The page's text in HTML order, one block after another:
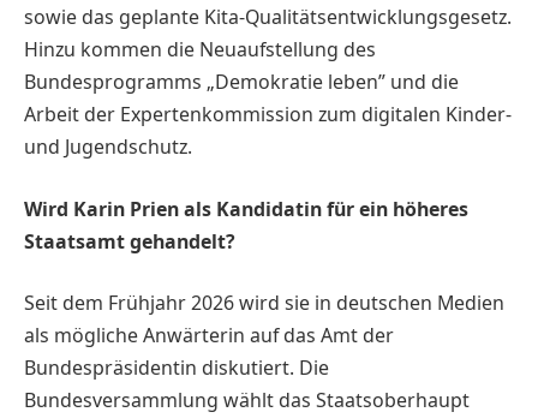
sowie das geplante Kita-Qualitätsentwicklungsgesetz.
Hinzu kommen die Neuaufstellung des
Bundesprogramms „Demokratie leben” und die
Arbeit der Expertenkommission zum digitalen Kinder-
und Jugendschutz.
Wird Karin Prien als Kandidatin für ein höheres
Staatsamt gehandelt?
Seit dem Frühjahr 2026 wird sie in deutschen Medien
als mögliche Anwärterin auf das Amt der
Bundespräsidentin diskutiert. Die
Bundesversammlung wählt das Staatsoberhaupt